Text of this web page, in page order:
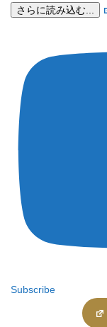
さらに読み込む...
Subscribe